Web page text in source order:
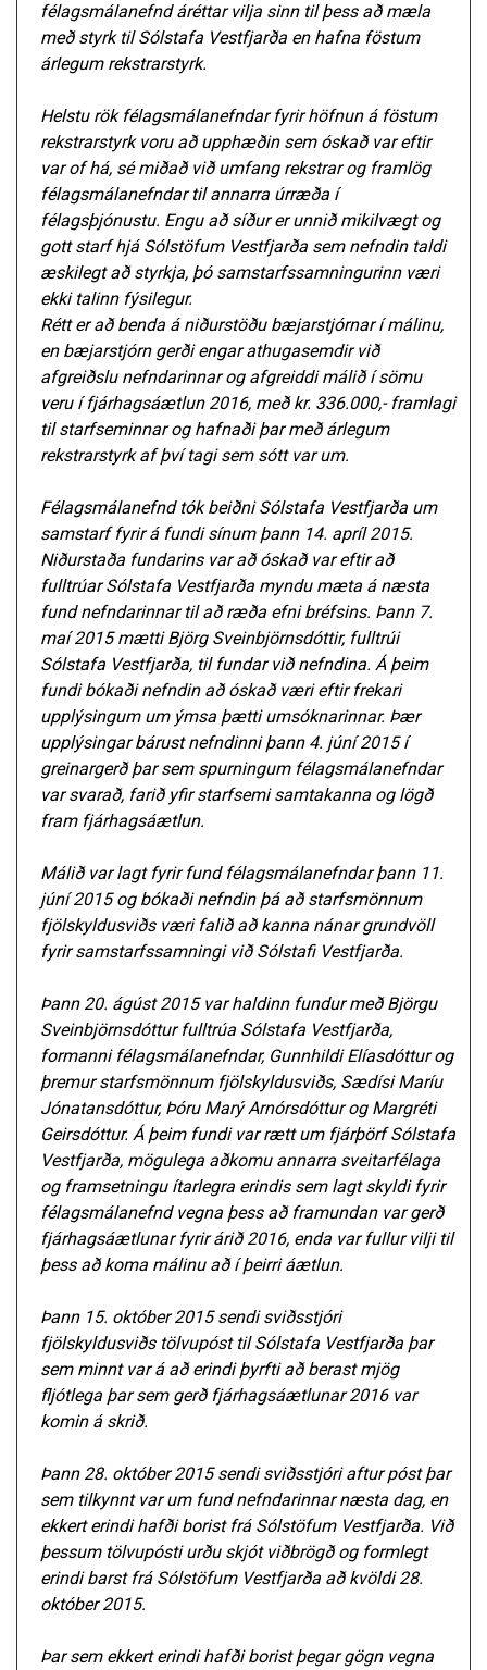
félagsmálanefnd áréttar vilja sinn til þess að mæla
með styrk til Sólstafa Vestfjarða en hafna föstum
árlegum rekstrarstyrk.
Helstu rök félagsmálanefndar fyrir höfnun á föstum
rekstrarstyrk voru að upphæðin sem óskað var eftir
var of há, sé miðað við umfang rekstrar og framlög
félagsmálanefndar til annarra úrræða í
félagsþjónustu. Engu að síður er unnið mikilvægt og
gott starf hjá Sólstöfum Vestfjarða sem nefndin taldi
æskilegt að styrkja, þó samstarfssamningurinn væri
ekki talinn fýsilegur.
Rétt er að benda á niðurstöðu bæjarstjórnar í málinu,
en bæjarstjórn gerði engar athugasemdir við
afgreiðslu nefndarinnar og afgreiddi málið í sömu
veru í fjárhagsáætlun 2016, með kr. 336.000,- framlagi
til starfseminnar og hafnaði þar með árlegum
rekstrarstyrk af því tagi sem sótt var um.
Félagsmálanefnd tók beiðni Sólstafa Vestfjarða um
samstarf fyrir á fundi sínum þann 14. apríl 2015.
Niðurstaða fundarins var að óskað var eftir að
fulltrúar Sólstafa Vestfjarða myndu mæta á næsta
fund nefndarinnar til að ræða efni bréfsins. Þann 7.
maí 2015 mætti Björg Sveinbjörnsdóttir, fulltrúi
Sólstafa Vestfjarða, til fundar við nefndina. Á þeim
fundi bókaði nefndin að óskað væri eftir frekari
upplýsingum um ýmsa þætti umsóknarinnar. Þær
upplýsingar bárust nefndinni þann 4. júní 2015 í
greinargerð þar sem spurningum félagsmálanefndar
var svarað, farið yfir starfsemi samtakanna og lögð
fram fjárhagsáætlun.
Málið var lagt fyrir fund félagsmálanefndar þann 11.
júní 2015 og bókaði nefndin þá að starfsmönnum
fjölskyldusviðs væri falið að kanna nánar grundvöll
fyrir samstarfssamningi við Sólstafi Vestfjarða.
Þann 20. ágúst 2015 var haldinn fundur með Björgu
Sveinbjörnsdóttur fulltrúa Sólstafa Vestfjarða,
formanni félagsmálanefndar, Gunnhildi Elíasdóttur og
þremur starfsmönnum fjölskyldusviðs, Sædísi Maríu
Jónatansdóttur, Þóru Marý Arnórsdóttur og Margréti
Geirsdóttur. Á þeim fundi var rætt um fjárþörf Sólstafa
Vestfjarða, mögulega aðkomu annarra sveitarfélaga
og framsetningu ítarlegra erindis sem lagt skyldi fyrir
félagsmálanefnd vegna þess að framundan var gerð
fjárhagsáætlunar fyrir árið 2016, enda var fullur vilji til
þess að koma málinu að í þeirri áætlun.
Þann 15. október 2015 sendi sviðsstjóri
fjölskyldusviðs tölvupóst til Sólstafa Vestfjarða þar
sem minnt var á að erindi þyrfti að berast mjög
fljótlega þar sem gerð fjárhagsáætlunar 2016 var
komin á skrið.
Þann 28. október 2015 sendi sviðsstjóri aftur póst þar
sem tilkynnt var um fund nefndarinnar næsta dag, en
ekkert erindi hafði borist frá Sólstöfum Vestfjarða. Við
þessum tölvupósti urðu skjót viðbrögð og formlegt
erindi barst frá Sólstöfum Vestfjarða að kvöldi 28.
október 2015.
Þar sem ekkert erindi hafði borist þegar gögn vegna